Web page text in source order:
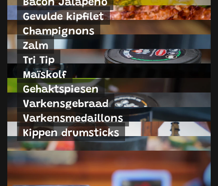
Gevulde kipfilet
Champignons
Zalm
Tri Tip
Maïskolf
Gehaktspiesen
Varkensgebraad
Varkensmedaillons
Kippen drumsticks